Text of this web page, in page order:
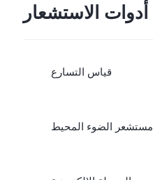
أدوات الاستشعار
قياس التسارع
مستشعر الضوء المحيط